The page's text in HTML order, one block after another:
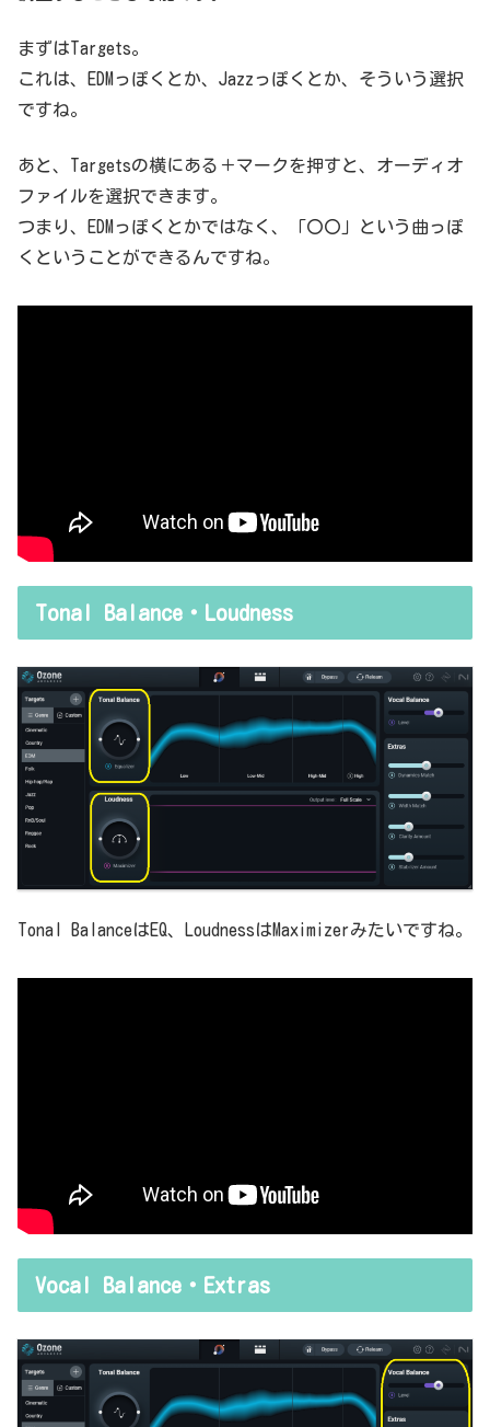
まずはTargets。
これは、EDMっぽくとか、Jazzっぽくとか、そういう選択
ですね。
あと、Targetsの横にある＋マークを押すと、オーディオ
ファイルを選択できます。
つまり、EDMっぽくとかではなく、「〇〇」という曲っぽ
くということができるんですね。
Tonal Balance・Loudness
Tonal BalanceはEQ、LoudnessはMaximizerみたいですね。
Vocal Balance・Extras